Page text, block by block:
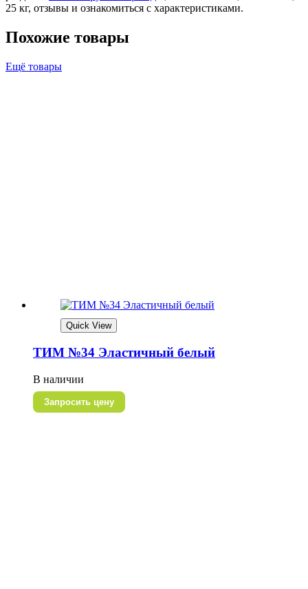
25 кг, отзывы и ознакомиться с характеристиками.
Похожие товары
Ещё товары
Quick View
ТИМ №34 Эластичный белый
В наличии
Запросить цену